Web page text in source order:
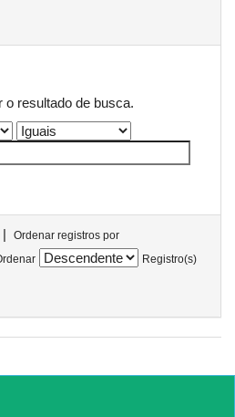
o resultado de busca.
|
Ordenar registros por
Registro(s)